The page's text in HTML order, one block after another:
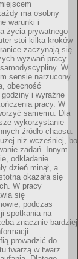
ma osobny
warunki i
życia prywatnego
stoi kilka kroków
zaczynają się
wyzwań pracy
W
sensie narzucony
obecność
godziny i wyraźne
pracy. W
samemu. Dla
wykorzystanie
źródło chaosu.
niż wcześniej, bo
zadań. Innym
odkładanie
dzień minął, a
okazała się
W pracy
się
podczas
spotkania na
znacznie bardziej
prowadzić do
twarzą w twarz